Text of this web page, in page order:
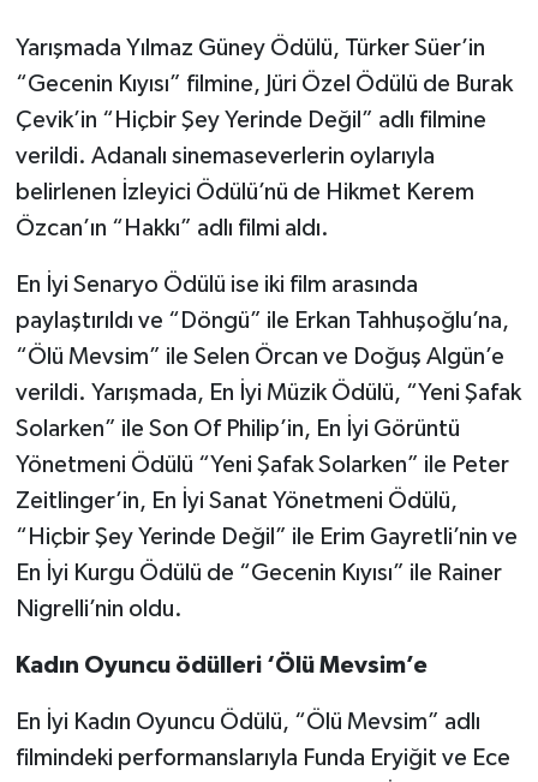
Yarışmada Yılmaz Güney Ödülü, Türker Süer’in
“Gecenin Kıyısı” filmine, Jüri Özel Ödülü de Burak
Çevik’in “Hiçbir Şey Yerinde Değil” adlı filmine
verildi. Adanalı sinemaseverlerin oylarıyla
belirlenen İzleyici Ödülü’nü de Hikmet Kerem
Özcan’ın “Hakkı” adlı filmi aldı.
En İyi Senaryo Ödülü ise iki film arasında
paylaştırıldı ve “Döngü” ile Erkan Tahhuşoğlu’na,
“Ölü Mevsim” ile Selen Örcan ve Doğuş Algün’e
verildi. Yarışmada, En İyi Müzik Ödülü, “Yeni Şafak
Solarken” ile Son Of Philip’in, En İyi Görüntü
Yönetmeni Ödülü “Yeni Şafak Solarken” ile Peter
Zeitlinger’in, En İyi Sanat Yönetmeni Ödülü,
“Hiçbir Şey Yerinde Değil” ile Erim Gayretli’nin ve
En İyi Kurgu Ödülü de “Gecenin Kıyısı” ile Rainer
Nigrelli’nin oldu.
Kadın Oyuncu ödülleri ‘Ölü Mevsim’e
En İyi Kadın Oyuncu Ödülü, “Ölü Mevsim” adlı
filmindeki performanslarıyla Funda Eryiğit ve Ece